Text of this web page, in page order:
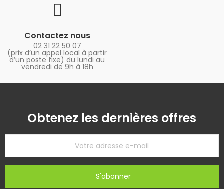
Contactez nous
02 31 22 50 07
(prix d’un appel local à partir
d’un poste fixe) du lundi au
vendredi de 9h à 18h
Obtenez les dernières offres
S'abonner